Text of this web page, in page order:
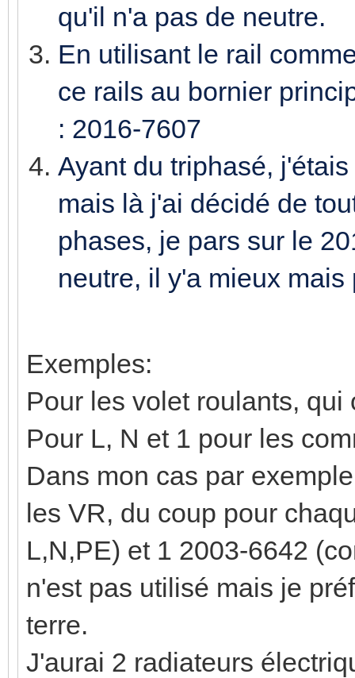
qu'il n'a pas de neutre.
En utilisant le rail
ce rails au bornier
: 2016-7607
Ayant du triphasé,
mais là j'ai décidé de
phases, je pars sur le
neutre, il y'a mieux mais
Exemples:
Pour les volet roulants,
Pour L, N et 1 pour les
Dans mon cas par
les VR, du coup pour
L,N,PE) et 1 2003-6642
n'est pas utilisé mais je
terre.
J'aurai 2 radiateurs